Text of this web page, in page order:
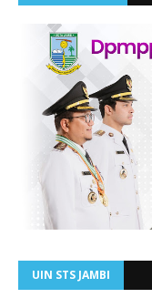
UIN STS JAMBI